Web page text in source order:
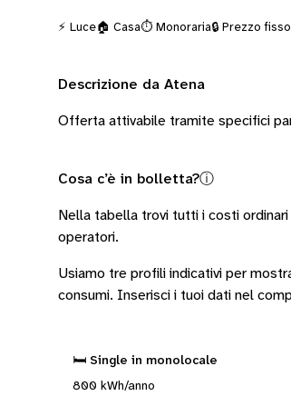
⚡ Luce🏠 Casa⏱️ Monoraria🔒 Prezzo
Descrizione da Atena
Offerta attivabile tramite specifici
Cosa c’è in bolletta?ⓘ
Nella tabella trovi tutti i costi
operatori.
Usiamo tre profili indicativi per
consumi. Inserisci i tuoi dati nel
🛏️ Single in monolocale
800 kWh/anno